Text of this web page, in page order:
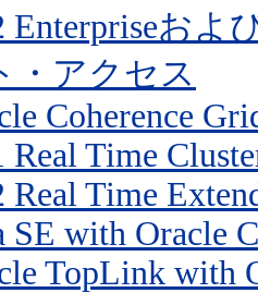
Enterpriseおよ
・アクセス
Coherence
Real Time
Real Time
SE with Oracle
TopLink with